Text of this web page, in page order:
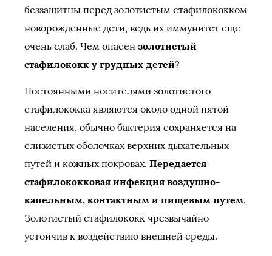
беззащитны перед золотистым стафилококком
новорожденные дети, ведь их иммунитет еще
очень слаб. Чем опасен золотистый
стафилококк у грудных детей?
Постоянными носителями золотистого
стафилококка являются около одной пятой
населения, обычно бактерия сохраняется на
слизистых оболочках верхних дыхательных
путей и кожных покровах. Передается
стафилококковая инфекция воздушно-
капельным, контактным и пищевым путем.
Золотистый стафилококк чрезвычайно
устойчив к воздействию внешней среды.